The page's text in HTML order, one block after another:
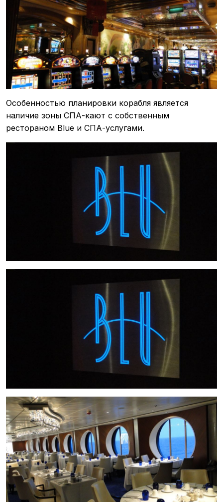
Особенностью планировки корабля является
наличие зоны СПА-кают с собственным
рестораном Blue и СПА-услугами.